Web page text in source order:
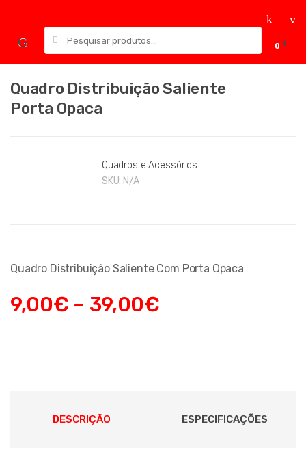
navigation
content
0
Quadro Distribuição Saliente
Porta Opaca
Quadros e Acessórios
SKU: N/A
Quadro Distribuição Saliente Com Porta Opaca
9,00€ – 39,00€
DESCRIÇÃO ESPECIFICAÇÕES